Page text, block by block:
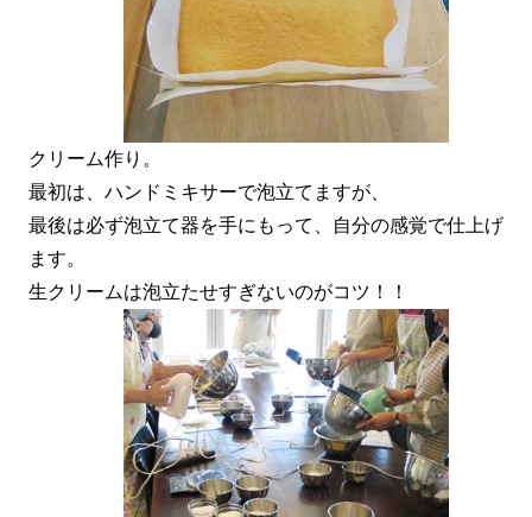
クリーム作り。
最初は、ハンドミキサーで泡立てますが、
最後は必ず泡立て器を手にもって、自分の感覚で仕上げ
ます。
生クリームは泡立たせすぎないのがコツ！！